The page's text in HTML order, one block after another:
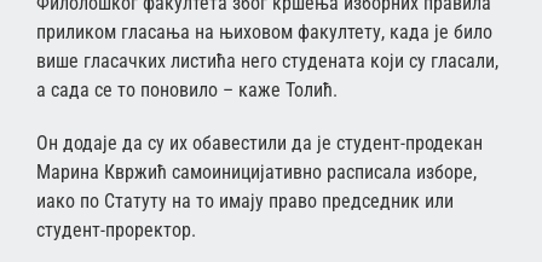
приликом гласања на њиховом факултету, када је било
више гласачких листића него студената који су гласали,
а сада се то поновило – каже Толић.
Он додаје да су их обавестили да је студент-продекан
Марина Квржић самоиницијативно расписала изборе,
иако по Статуту на то имају право председник или
студент-проректор.